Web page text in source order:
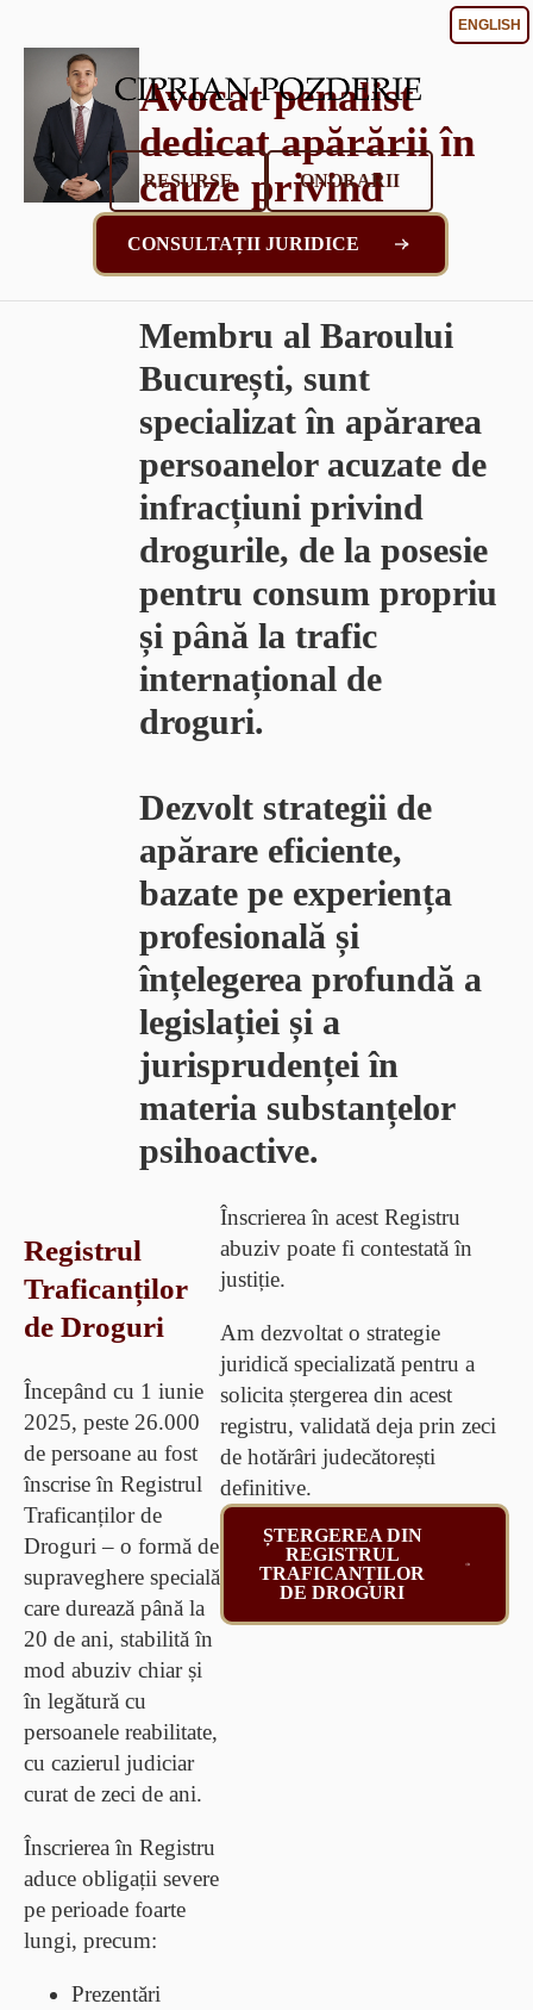
RESURSE ONORARII
CONSULTAȚII JURIDICE
ENGLISH
Avocat penalist
dedicat apărării în
cauze privind
drogurile
Membru al Baroului
București, sunt
specializat în apărarea
persoanelor acuzate de
infracțiuni privind
drogurile, de la posesie
pentru consum propriu
și până la trafic
internațional de
droguri.
Dezvolt strategii de
apărare eficiente,
bazate pe experiența
profesională și
înțelegerea profundă a
legislației și a
jurisprudenței în
materia substanțelor
psihoactive.
Registrul
Traficanților
de Droguri
Începând cu 1 iunie
2025, peste 26.000
de persoane au fost
înscrise în Registrul
Traficanților de
Droguri – o formă de
supraveghere specială
care durează până la
20 de ani, stabilită în
mod abuziv chiar și
în legătură cu
persoanele reabilitate,
cu cazierul judiciar
curat de zeci de ani.
Înscrierea în Registru
aduce obligații severe
pe perioade foarte
lungi, precum:
Prezentări
Înscrierea în acest Registru
abuziv poate fi contestată în
justiție.
Am dezvoltat o strategie
juridică specializată pentru a
solicita ștergerea din acest
registru, validată deja prin zeci
de hotărâri judecătorești
definitive.
ȘTERGEREA DIN
REGISTRUL
TRAFICANȚILOR
DE DROGURI